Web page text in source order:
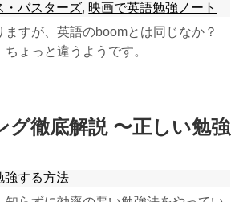
・バスターズ, 映画で英語勉強ノート
ますが、英語のboomとは同じなか？
ょっと違うようです。
グ徹底解説 〜正しい勉強
強する方法